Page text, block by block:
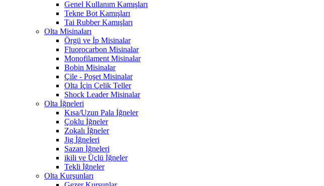
Genel Kullanım Kamışları
Tekne Bot Kamışları
Tai Rubber Kamışları
Olta Misinaları
Örgü ve İp Misinalar
Fluorocarbon Misinalar
Monofilament Misinalar
Bobin Misinalar
Çile - Poşet Misinalar
Olta İçin Çelik Teller
Shock Leader Misinalar
Olta İğneleri
Kısa/Uzun Pala İğneler
Çoklu İğneler
Zokalı İğneler
Jig İğneleri
Sazan İğneleri
ikili ve Üçlü İğneler
Tekli İğneler
Olta Kurşunları